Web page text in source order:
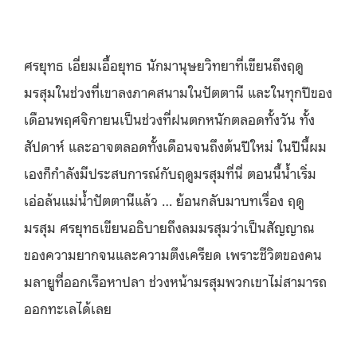
ศรยุทธ เอี่ยมเอื้อยุทธ นักมานุษยวิทยาที่เขียนถึงฤดู
มรสุมในช่วงที่เขาลงภาคสนามในปัตตานี และในทุกปีของ
เดือนพฤศจิกายนเป็นช่วงที่ฝนตกหนักตลอดทั้งวัน ทั้ง
สัปดาห์ และอาจตลอดทั้งเดือนจนถึงต้นปีใหม่ ในปีนี้ผม
เองก็กำลังมีประสบการณ์กับฤดูมรสุมที่นี่ ตอนนี้น้ำเริ่ม
เอ่อล้นแม่น้ำปัตตานีแล้ว … ย้อนกลับมาบทเรื่อง ฤดู
มรสุม ศรยุทธเขียนอธิบายถึงลมมรสุมว่าเป็นสัญญาณ
ของความยากจนและความตึงเครียด เพราะชีวิตของคน
มลายูที่ออกเรือหาปลา ช่วงหน้ามรสุมพวกเขาไม่สามารถ
ออกทะเลได้เลย